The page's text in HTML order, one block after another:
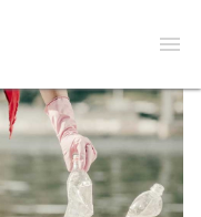
Open
menu